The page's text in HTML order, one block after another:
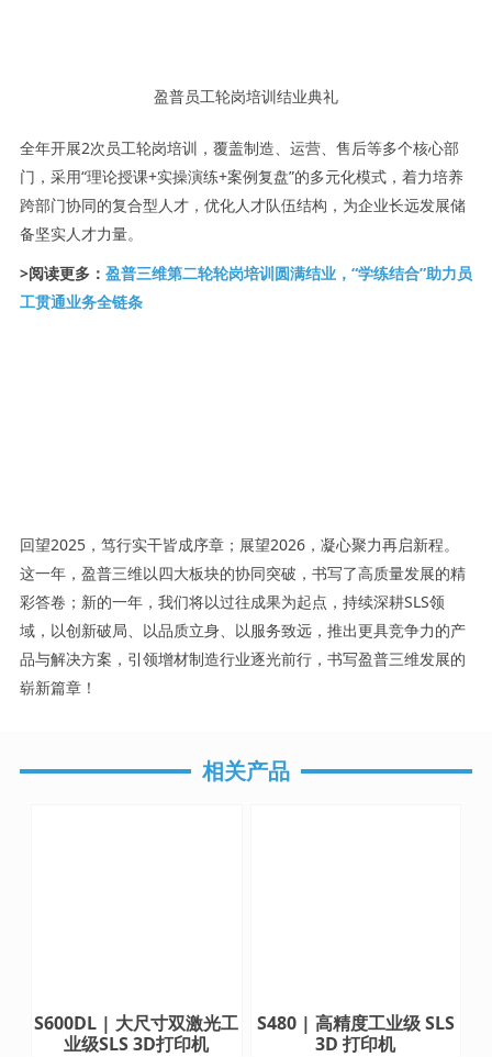
盈普员工轮岗培训结业典礼
全年开展2次员工轮岗培训，覆盖制造、运营、售后等多个核心部
门，采用“理论授课+实操演练+案例复盘”的多元化模式，着力培养
跨部门协同的复合型人才，优化人才队伍结构，为企业长远发展储
备坚实人才力量。
>阅读更多： 盈普三维第二轮轮岗培训圆满结业，“学练结合”助力员
工贯通业务全链条
回望2025，笃行实干皆成序章；展望2026，凝心聚力再启新程。
这一年，盈普三维以四大板块的协同突破，书写了高质量发展的精
彩答卷；新的一年，我们将以过往成果为起点，持续深耕SLS领
域，以创新破局、以品质立身、以服务致远，推出更具竞争力的产
品与解决方案，引领增材制造行业逐光前行，书写盈普三维发展的
崭新篇章！
相关产品
S600DL | 大尺寸双激光工
业级SLS 3D打印机
S480 | 高精度工业级 SLS
3D 打印机